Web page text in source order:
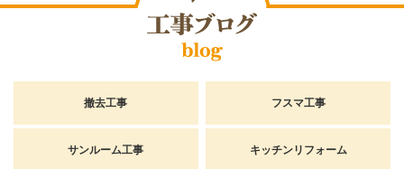
撤去工事 フスマ工事
サンルーム工事 キッチンリフォーム